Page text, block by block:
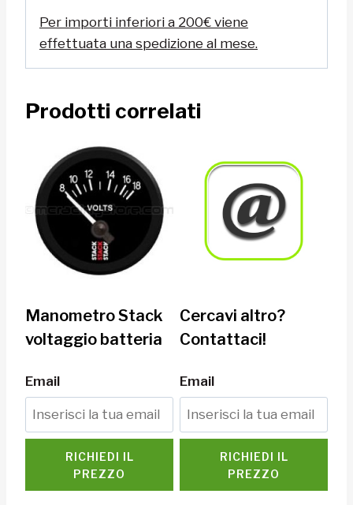
Per importi inferiori a 200€ viene
effettuata una spedizione al mese.
Prodotti correlati
Manometro Stack
voltaggio batteria
Email
RICHIEDI IL
PREZZO
Cercavi altro?
Contattaci!
Email
RICHIEDI IL
PREZZO